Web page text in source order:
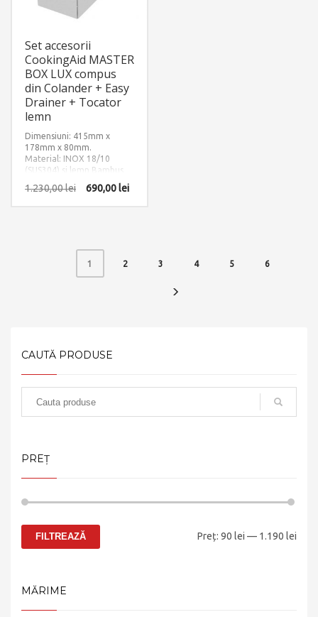
Set accesorii
CookingAid MASTER
BOX LUX compus
din Colander + Easy
Drainer + Tocator
lemn
Dimensiuni: 415mm x
178mm x 80mm.
Material: INOX 18/10
(SUS304) si lemn Bambus
1.230,00lei 690,00lei
1 2 3 4 5 6
CAUTĂ PRODUSE
PREȚ
FILTREAZĂ Preț: 90 lei — 1.190 lei
MĂRIME